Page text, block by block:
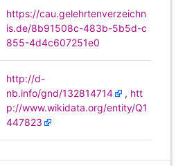
https://cau.gelehrtenverzeichn
is.de/8b91508c-483b-5b5d-c
855-4d4c607251e0
http://d-
nb.info/gnd/132814714
, htt
p://www.wikidata.org/entity/Q1
447823